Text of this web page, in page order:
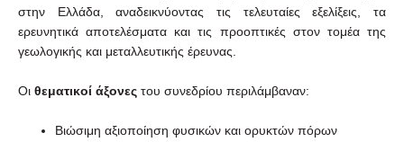
στην Ελλάδα, αναδεικνύοντας τις τελευταίες εξελίξεις, τα
ερευνητικά αποτελέσματα και τις προοπτικές στον τομέα της
γεωλογικής και μεταλλευτικής έρευνας.
Οι θεματικοί άξονες του συνεδρίου περιλάμβαναν:
Βιώσιμη αξιοποίηση φυσικών και ορυκτών πόρων